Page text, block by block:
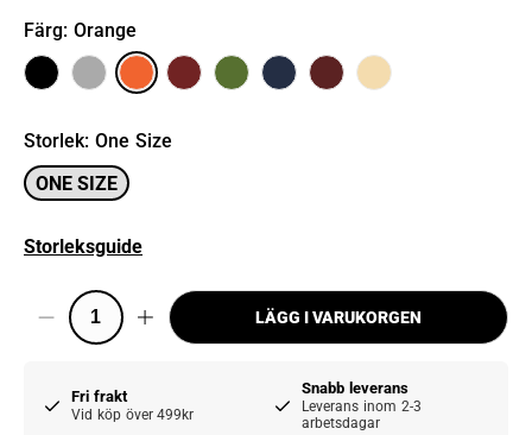
Färg: Orange
Storlek: One Size
ONE SIZE
Storleksguide
LÄGG I VARUKORGEN
Fri frakt
Vid köp över 499kr
Snabb leverans
Leverans inom 2-3
arbetsdagar